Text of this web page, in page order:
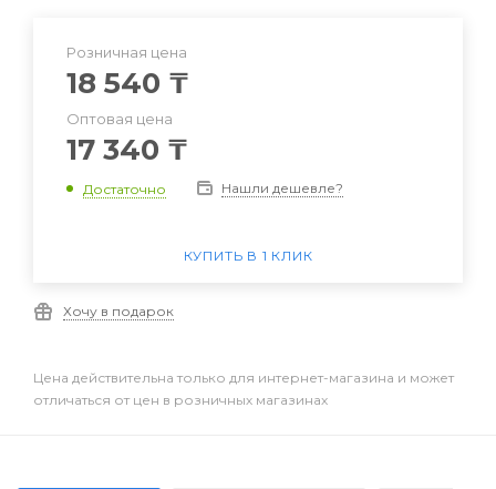
Розничная цена
18 540 ₸
Оптовая цена
17 340 ₸
Достаточно Нашли дешевле?
КУПИТЬ В 1 КЛИК
Хочу в подарок
Цена действительна только для интернет-магазина и может
отличаться от цен в розничных магазинах